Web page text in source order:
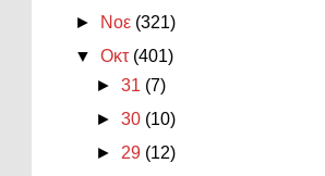
►
Νοε (321)
▼Οκτ (401)
►31 (7)
►30 (10)
► 29 (12)